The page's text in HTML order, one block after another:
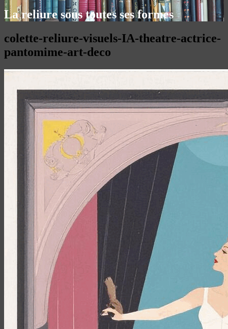
La reliure sous toutes ses formes
colette-reliure-visuels-IA-theatre-actrice-
pantomime-art-deco